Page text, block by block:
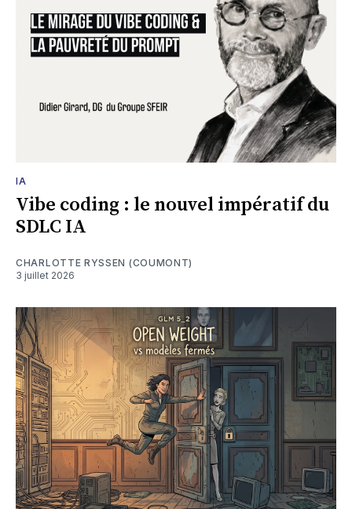
IA
Vibe coding : le nouvel impératif du
SDLC IA
CHARLOTTE RYSSEN (COUMONT)
3 juillet 2026